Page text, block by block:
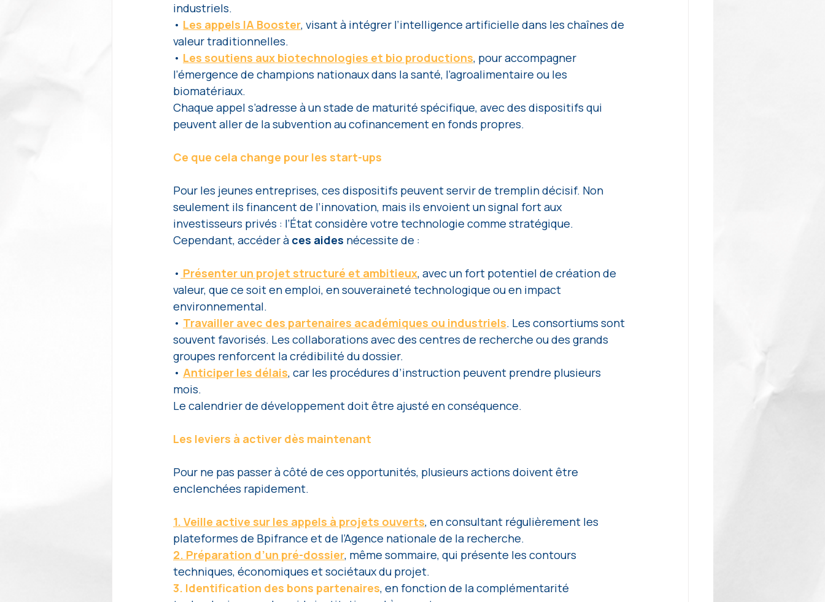
industriels.
• Les appels IA Booster, visant à intégrer l’intelligence artificielle dans les chaînes de
valeur traditionnelles.
• Les soutiens aux biotechnologies et bio productions, pour accompagner
l’émergence de champions nationaux dans la santé, l’agroalimentaire ou les
biomatériaux.
Chaque appel s’adresse à un stade de maturité spécifique, avec des dispositifs qui
peuvent aller de la subvention au cofinancement en fonds propres.
Ce que cela change pour les start-ups
Pour les jeunes entreprises, ces dispositifs peuvent servir de tremplin décisif. Non
seulement ils financent de l’innovation, mais ils envoient un signal fort aux
investisseurs privés : l’État considère votre technologie comme stratégique.
Cependant, accéder à ces aides nécessite de :
• Présenter un projet structuré et ambitieux, avec un fort potentiel de création de
valeur, que ce soit en emploi, en souveraineté technologique ou en impact
environnemental.
• Travailler avec des partenaires académiques ou industriels. Les consortiums sont
souvent favorisés. Les collaborations avec des centres de recherche ou des grands
groupes renforcent la crédibilité du dossier.
• Anticiper les délais, car les procédures d’instruction peuvent prendre plusieurs
mois.
Le calendrier de développement doit être ajusté en conséquence.
Les leviers à activer dès maintenant
Pour ne pas passer à côté de ces opportunités, plusieurs actions doivent être
enclenchées rapidement.
1. Veille active sur les appels à projets ouverts, en consultant régulièrement les
plateformes de Bpifrance et de l’Agence nationale de la recherche.
2. Préparation d’un pré-dossier, même sommaire, qui présente les contours
techniques, économiques et sociétaux du projet.
3. Identification des bons partenaires, en fonction de la complémentarité